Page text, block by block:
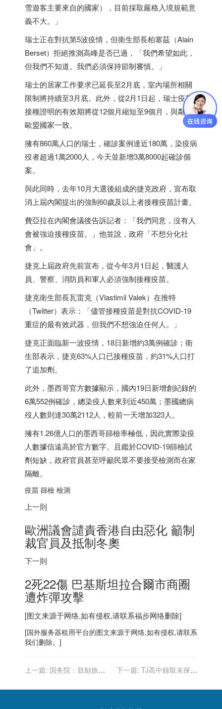
雪遊客主要來自的國家），目前採取嚴格入境規範意
義不大。」
瑞士正在對抗第5波疫情，但衛生部長柏塞茲（Alain
Berset）拒絕推測高峰是否已過，「我們希望如此，
但我們不知道。我們必須保持節制審慎。」
瑞士的居家工作要求已延長至2月底，室內場所相關
限制將持續至3月底。此外，從2月1日起， 瑞士疫苗
接種證明的有效期將從12個月縮短至9個月，與鄰近
歐盟國家一致。
擁有860萬人口的瑞士 ，確診案例達近180萬，染疫病
歿者超過1萬2000人，今天並新增3萬8000起確診個
案。
與此同時，去年10月大選後組成的捷克政府，宣布取
消上屆內閣提出的強制60歲及以上者接種疫苗計畫。
費亞拉在內閣會議後告訴記者：「我們同意，沒有人
會被強迫接種疫苗。」他並說，政府「不想分化社
會」。
捷克上屆政府先前宣布，從今年3月1日起，醫護人
員、警察、消防員和軍人必須強制接種疫苗。
捷克衛生部長瓦雷克（Vlastimil Valek）在推特
（Twitter）表示：「儘管接種疫苗是對抗COVID-19
重症的最有效武器，但我們不想強迫任何人。」
捷克正面臨新一波疫情，18日新增約3萬例確診；衛
生部表示， 捷克63%人口已接種疫苗，約31%人口打
了追加劑。
此外， 墨西哥官方數據顯示，國內19日新增創紀錄的
6萬552例確診，總染疫人數來到近450萬；墨國總病
歿人數則達30萬2112人，較前一天增加323人。
擁有1.26億人口的墨西哥篩檢率極低，因此實際染疫
人數據信遠高於官方數字。且鑑於COVID-19篩檢試
劑短缺，政府官員甚至呼籲民眾不要接受檢測而在家
隔離。
疫苗 篩檢 檢測
上一則
歐洲議會譴責香港自由惡化 籲制
裁官員及抵制冬奧
下一則
2死22傷 巴基斯坦拉合爾市商圈
遭炸彈攻擊
[图文来源于网络,如有侵权,请联系福步网络删除]
[国外服务器租用平台的图文来源于网络,如有侵权,请联系
我们删除。]
上一篇: 国务院：鼓励旅游
联网服务平台合作建设网上
下一篇: TJ高中錄取未保持
直接裁決